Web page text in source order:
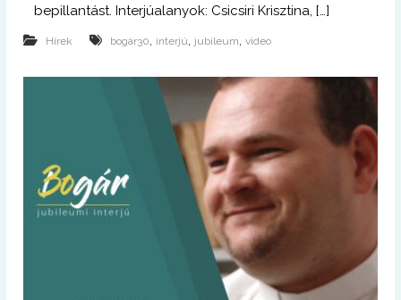
bepillantást. Interjúalanyok: Csicsiri Krisztina, […]
Hírek bogár30 interjú jubileum ,video